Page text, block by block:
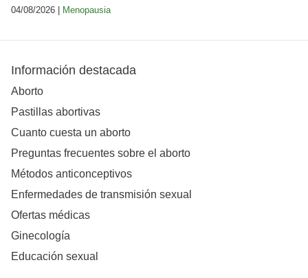
04/08/2026 | Menopausia
Información destacada
Aborto
Pastillas abortivas
Cuanto cuesta un aborto
Preguntas frecuentes sobre el aborto
Métodos anticonceptivos
Enfermedades de transmisión sexual
Ofertas médicas
Ginecología
Educación sexual